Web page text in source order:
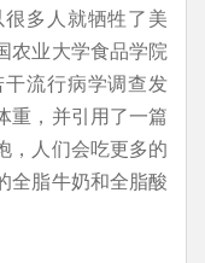
多人就牺牲了美
农业大学食品学院
流行病学调查发
重，并引用了一篇
，人们会吃更多的
全脂牛奶和全脂酸